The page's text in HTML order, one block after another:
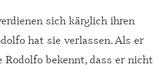
sich kärglich ihren
hat sie verlassen. Als er
bekennt, dass er nicht